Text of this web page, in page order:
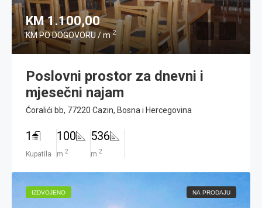
KM 1.100,00
KM PO DOGOVORU / m2
Poslovni prostor za dnevni i
mjesečni najam
Ćoralići bb, 77220 Cazin, Bosna i Hercegovina
1
Kupatila
100
m 2
536
m 2
IZDVOJENO NA PRODAJU